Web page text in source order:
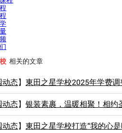
相关的文章
动态】東田之星学校2025年学费
动态】银装素裹，温暖相聚！相约
动态】東田之星学校打造“我的心